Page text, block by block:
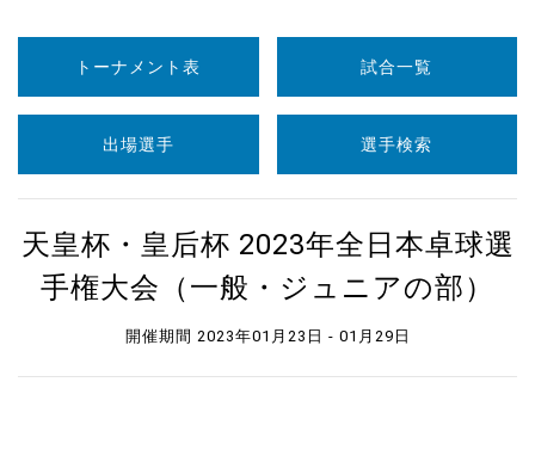
トーナメント表 試合一覧
出場選手 選手検索
天皇杯・皇后杯 2023年全日本卓球選
手権大会（一般・ジュニアの部）
開催期間 2023年01月23日 - 01月29日